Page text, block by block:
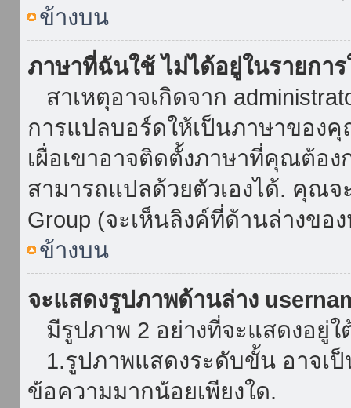
ข้างบน
ภาษาที่ฉันใช้ ไม่ได้อยู่ในรายการ
สาเหตุอาจเกิดจาก
การแปลบอร์ดให้เป็นภาษาของ
เผื่อเขาอาจติดตั้งภาษาที่คุณต้อ
สามารถแปลด้วยตัวเองได้. คุณจ
Group (จะเห็นลิงค์ที่ด้านล่างขอ
ข้างบน
จะแสดงรูปภาพด้านล่าง
มีรูปภาพ 2 อย่างที่จะแสดงอยู่ใ
1.รูปภาพแสดงระดับขั้น อาจเ
ข้อความมากน้อยเพียงใด.